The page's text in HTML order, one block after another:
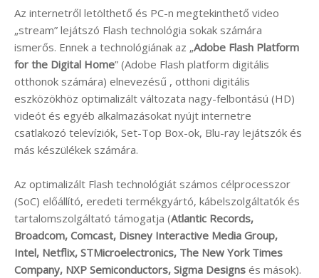
Az internetről letölthető és PC-n megtekinthető video
„stream” lejátszó Flash technológia sokak számára
ismerős. Ennek a technológiának az „Adobe Flash Platform
for the Digital Home” (Adobe Flash platform digitális
otthonok számára) elnevezésű , otthoni digitális
eszközökhöz optimalizált változata nagy-felbontású (HD)
videót és egyéb alkalmazásokat nyújt internetre
csatlakozó televíziók, Set-Top Box-ok, Blu-ray lejátszók és
más készülékek számára.
Az optimalizált Flash technológiát számos célprocesszor
(SoC) előállító, eredeti termékgyártó, kábelszolgáltatók és
tartalomszolgáltató támogatja (Atlantic Records,
Broadcom, Comcast, Disney Interactive Media Group,
Intel, Netflix, STMicroelectronics, The New York Times
Company, NXP Semiconductors, Sigma Designs és mások).